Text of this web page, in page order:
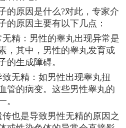
的原因是什么?对此，专家介
的原因主要有以下几点：
精：男性的睾丸出现异常是
，其中，男性的睾丸发育或
的生成障碍。
无精：如男性出现睾丸扭
管的病变。这些男性睾丸的
。
也是导致男性无精的原因之